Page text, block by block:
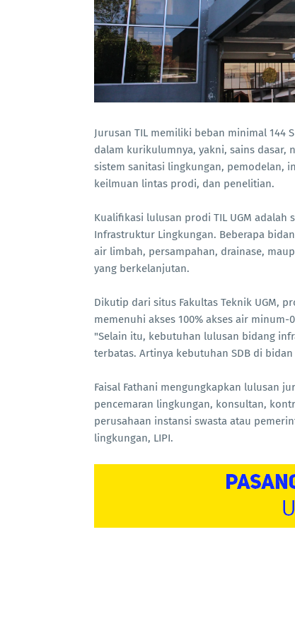
Jurusan TIL memiliki beban minimal 144
dalam kurikulumnya, yakni, sains dasar,
sistem sanitasi lingkungan, pemodelan,
keilmuan lintas prodi, dan penelitian.
Kualifikasi lulusan prodi TIL UGM
Infrastruktur Lingkungan. Beberapa
air limbah, persampahan, drainase,
yang berkelanjutan.
Dikutip dari situs Fakultas Teknik UGM,
memenuhi akses 100% akses air
"Selain itu, kebutuhan lulusan bidang
terbatas. Artinya kebutuhan SDB di
Faisal Fathani mengungkapkan lulusan
pencemaran lingkungan, konsultan,
perusahaan instansi swasta atau
lingkungan, LIPI.